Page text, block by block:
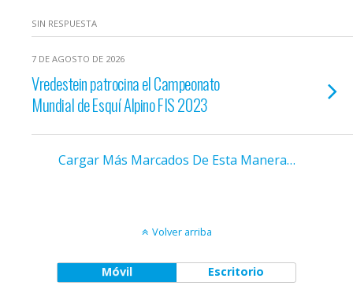
SIN RESPUESTA
7 DE AGOSTO DE 2026
Vredestein patrocina el Campeonato
Mundial de Esquí Alpino FIS 2023
Cargar Más Marcados De Esta Manera…
Volver arriba
Móvil Escritorio